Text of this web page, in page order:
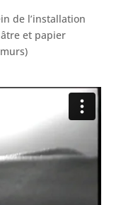
de l’installation
et papier